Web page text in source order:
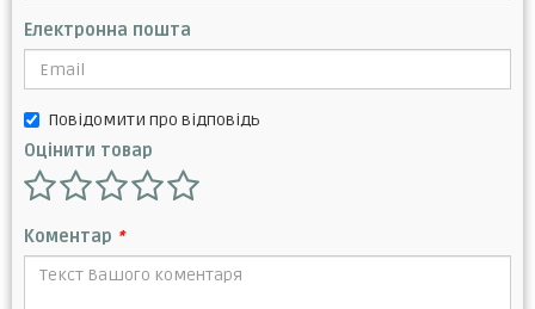
Електронна пошта
Повідомити про відповідь
Оцінити товар
Коментар *